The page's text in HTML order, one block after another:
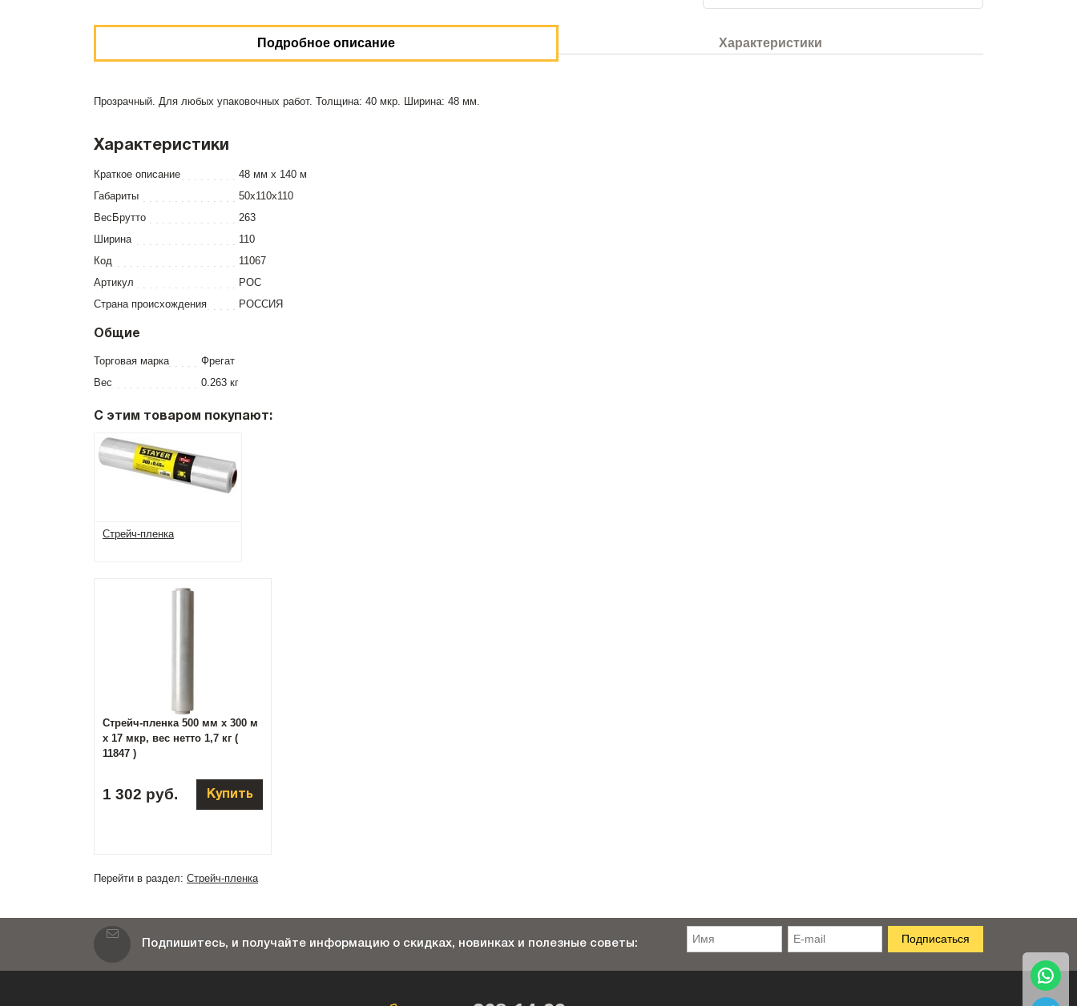
Подробное описание Характеристики
Прозрачный. Для любых упаковочных работ. Толщина: 40 мкр. Ширина: 48 мм.
Характеристики
Краткое описание
48 мм х 140 м
Габариты
50x110x110
ВесБрутто
263
Ширина
110
Код
11067
Артикул
РОС
Страна происхождения
РОССИЯ
Общие
Торговая марка
Фрегат
Вес
0.263 кг
С этим товаром покупают:
Стрейч-пленка
Стрейч-пленка 500 мм х 300 м
х 17 мкр, вес нетто 1,7 кг (
11847 )
1 302 руб. Купить
Перейти в раздел: Стрейч-пленка
Подпишитесь, и получайте информацию о скидках, новинках и полезные советы: